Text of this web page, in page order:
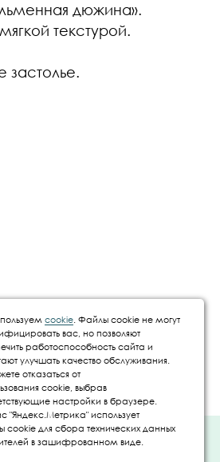
дюжина».
текстурой.
застолье.
и
cookie . Файлы cookie не могут
вас, но позволяют
работоспособность сайта и
улучшать качество обслуживания.
отказаться от
cookie, выбрав
настройки в браузере.
"Яндекс.Метрика" использует
cookie для сбора технических данных
в зашифрованном виде.